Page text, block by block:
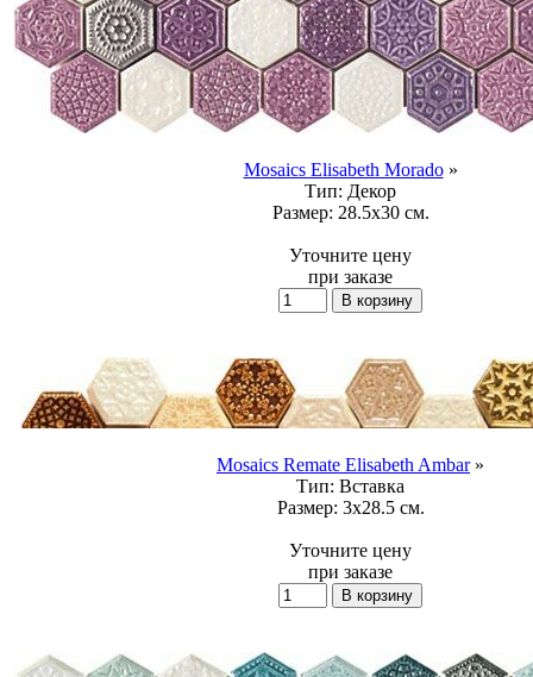
Mosaics Elisabeth Morado»
Тип: Декор
Размер: 28.5x30 см.
Уточните цену
при заказе
Mosaics Remate Elisabeth Ambar»
Тип: Вставка
Размер: 3x28.5 см.
Уточните цену
при заказе